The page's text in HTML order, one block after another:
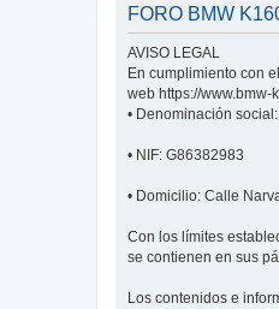
FORO BMW
AVISO LEGAL
En cumplimiento con
web https://
• Denominación
• NIF: G86382983
• Domicilio: Calle
Con los límites
se contienen en sus
Los contenidos e